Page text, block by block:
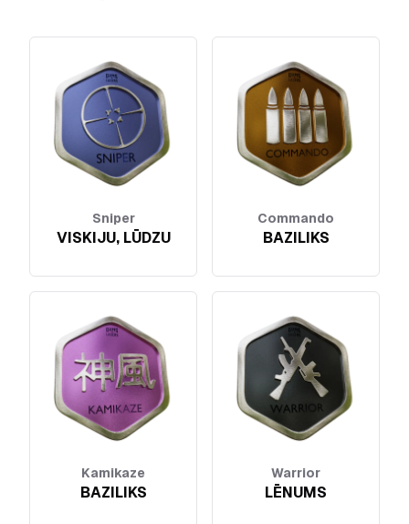
Sniper
VISKIJU, LŪDZU
Commando
BAZILIKS
Kamikaze
BAZILIKS
Warrior
LĒNUMS